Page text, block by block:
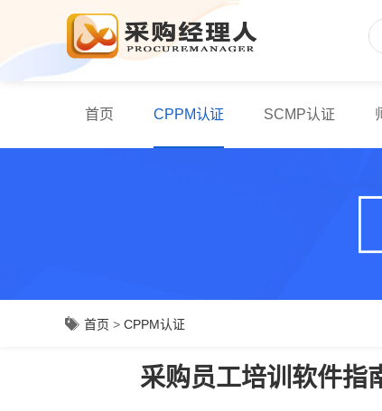
首页 CPPM认证 SCMP认证
首页 > CPPM认证
采购员工培训软件指